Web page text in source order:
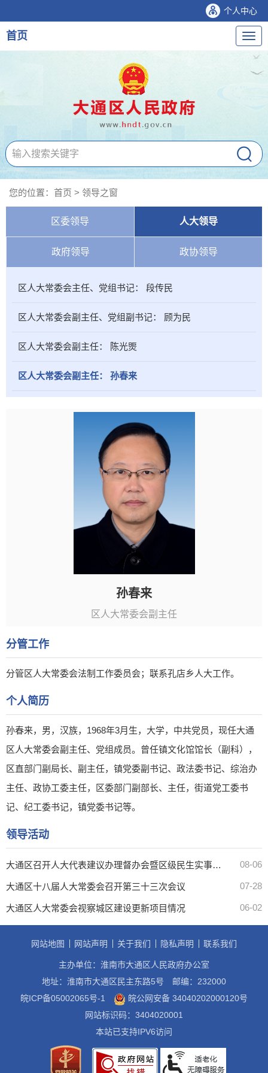
个人中心
导
航
首页
您的位置： 首页 > 领导之窗
区委领导 人大领导
政府领导 政协领导
区人大常委会主任、党组书记： 段传民
区人大常委会副主任、党组副书记： 顾为民
区人大常委会副主任： 陈光煚
区人大常委会副主任： 孙春来
孙春来
区人大常委会副主任
分管工作
分管区人大常委会法制工作委员会；联系孔店乡人大工作。
个人简历
孙春来，男，汉族，1968年3月生，大学，中共党员，现任大通
区人大常委会副主任、党组成员。曾任镇文化馆馆长（副科），
区直部门副局长、副主任，镇党委副书记、政法委书记、综治办
主任、政协工委主任，区委部门副部长、主任，街道党工委书
记、纪工委书记，镇党委书记等。
领导活动
08-06
大通区召开人大代表建议办理督办会暨区级民生实事人大代表票决项目推进会
07-28
大通区十八届人大常委会召开第三十三次会议
06-02
大通区人大常委会视察城区建设更新项目情况
网站地图 网站声明 关于我们 隐私声明 联系我们
主办单位：淮南市大通区人民政府办公室
地址：淮南市大通区民主东路5号
邮编：232000
皖ICP备05002065号-1
皖公网安备 34040202000120号
网站标识码：3404020001
本站已支持IPV6访问